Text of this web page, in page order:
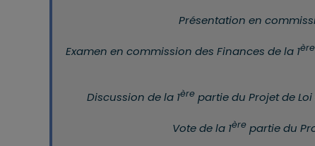
Présentation en
Examen en commission des Finances de la 1ère
Discussion de la 1èrepartie du Projet de Loi
Vote de la 1èrepartie du